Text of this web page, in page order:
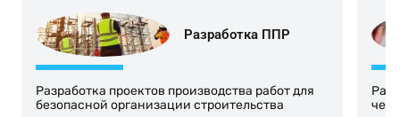
Разработка ППР
Разработка проектов производства работ для
безопасной организации строительства